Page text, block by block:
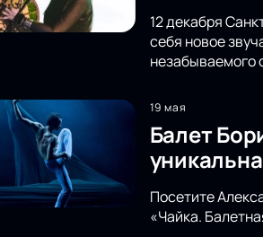
12 декабря
себя новое
незабываемого
19 мая
Балет
Посетите
«Чайка.